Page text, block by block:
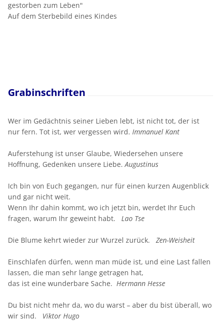
gestorben zum Leben"
Auf dem Sterbebild eines Kindes
Grabinschriften
Wer im Gedächtnis seiner Lieben lebt, ist nicht tot, der ist
nur fern. Tot ist, wer vergessen wird.Immanuel Kant
Auferstehung ist unser Glaube, Wiedersehen unsere
Hoffnung, Gedenken unsere Liebe.Augustinus
Ich bin von Euch gegangen, nur für einen kurzen Augenblick
und gar nicht weit.
Wenn Ihr dahin kommt, wo ich jetzt bin, werdet Ihr Euch
fragen, warum Ihr geweint habt.Lao Tse
Die Blume kehrt wieder zur Wurzel zurück.Zen-Weisheit
Einschlafen dürfen, wenn man müde ist, und eine Last fallen
lassen, die man sehr lange getragen hat,
das ist eine wunderbare Sache.Hermann Hesse
Du bist nicht mehr da, wo du warst – aber du bist überall, wo
wir sind. Viktor Hugo